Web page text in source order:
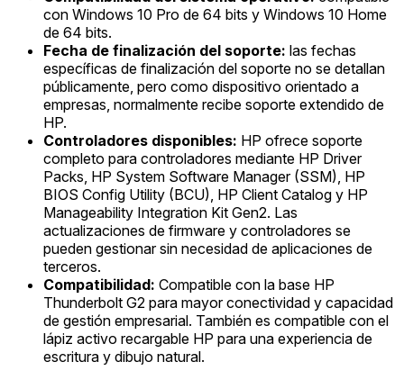
con Windows 10 Pro de 64 bits y Windows 10 Home
de 64 bits.
Fecha de finalización del soporte: las fechas
específicas de finalización del soporte no se detallan
públicamente, pero como dispositivo orientado a
empresas, normalmente recibe soporte extendido de
HP.
Controladores disponibles: HP ofrece soporte
completo para controladores mediante HP Driver
Packs, HP System Software Manager (SSM), HP
BIOS Config Utility (BCU), HP Client Catalog y HP
Manageability Integration Kit Gen2. Las
actualizaciones de firmware y controladores se
pueden gestionar sin necesidad de aplicaciones de
terceros.
Compatibilidad: Compatible con la base HP
Thunderbolt G2 para mayor conectividad y capacidad
de gestión empresarial. También es compatible con el
lápiz activo recargable HP para una experiencia de
escritura y dibujo natural.